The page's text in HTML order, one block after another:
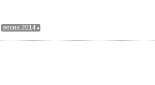
весна 2014